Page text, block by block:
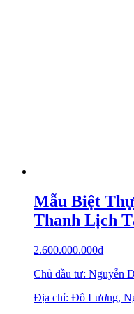
Mẫu Biệt
Thanh Lịch
2.600.000.000₫
Chủ đầu tư: Nguyễn
Địa chỉ: Đô Lương,